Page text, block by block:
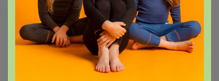
*** КОФЕ В ЗЕРНАХ *** 1
### Личная передача ###